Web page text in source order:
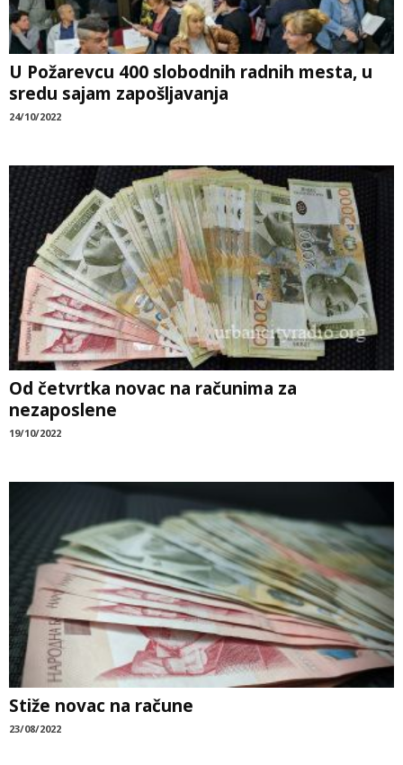
U Požarevcu 400 slobodnih radnih mesta, u
sredu sajam zapošljavanja
24/10/2022
Od četvrtka novac na računima za
nezaposlene
19/10/2022
Stiže novac na račune
23/08/2022